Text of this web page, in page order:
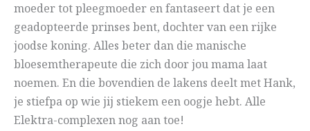
moeder tot pleegmoeder en fantaseert dat je een
geadopteerde prinses bent, dochter van een rijke
joodse koning. Alles beter dan die manische
bloesemtherapeute die zich door jou mama laat
noemen. En die bovendien de lakens deelt met Hank,
je stiefpa op wie jij stiekem een oogje hebt. Alle
Elektra-complexen nog aan toe!